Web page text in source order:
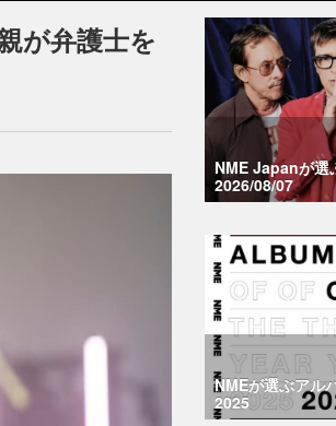
が弁護士を
NME Japanが選
2026/08/07
NMEが選ぶアル
2025